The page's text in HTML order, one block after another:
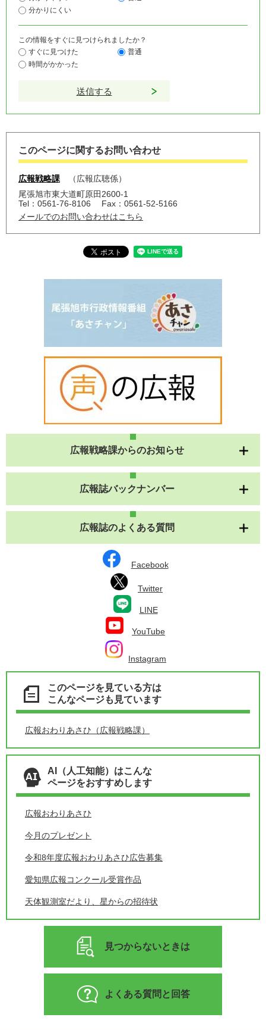
分かりにくい
この情報をすぐに見つけられましたか？
すぐに見つけた
普通
時間がかかった
このページに関するお問い合わせ
広報戦略課
広報広聴係
尾張旭市東大道町原田2600-1
Tel：0561-76-8106
Fax：0561-52-5166
メールでのお問い合わせはこちら
広報戦略課からのお知らせ
広報誌バックナンバー
広報誌のよくある質問
Facebook
Twitter
LINE
YouTube
Instagram
このページを見ている方は
こんなページも見ています
広報おわりあさひ（広報戦略課）
AI（人工知能）はこんな
ページをおすすめします
広報おわりあさひ
今月のプレゼント
令和8年度広報おわりあさひ広告募集
愛知県広報コンクール受賞作品
天体観測室だより、星からの招待状
見つからないときは
よくある質問と回答